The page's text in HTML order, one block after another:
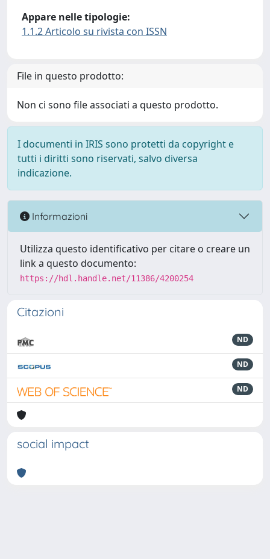
Appare nelle tipologie:
1.1.2 Articolo su rivista con ISSN
File in questo prodotto:
Non ci sono file associati a questo prodotto.
I documenti in IRIS sono protetti da copyright e
tutti i diritti sono riservati, salvo diversa
indicazione.
Informazioni
Utilizza questo identificativo per citare o creare un
link a questo documento:
https://hdl.handle.net/11386/4200254
Citazioni
ND
ND
ND
social impact